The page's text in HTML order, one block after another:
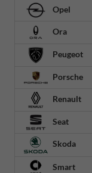
Opel
Ora
Peugeot
Porsche
Renault
Seat
Skoda
Smart